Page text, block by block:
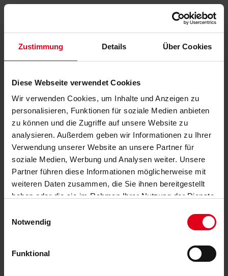
Zustimmung Details Über Cookies
Diese Webseite verwendet Cookies
Wir verwenden Cookies, um Inhalte und Anzeigen zu
personalisieren, Funktionen für soziale Medien anbieten
zu können und die Zugriffe auf unsere Website zu
analysieren. Außerdem geben wir Informationen zu Ihrer
Verwendung unserer Website an unsere Partner für
soziale Medien, Werbung und Analysen weiter. Unsere
Partner führen diese Informationen möglicherweise mit
weiteren Daten zusammen, die Sie ihnen bereitgestellt
haben oder die sie im Rahmen Ihrer Nutzung der Dienste
Notwendig
Funktional